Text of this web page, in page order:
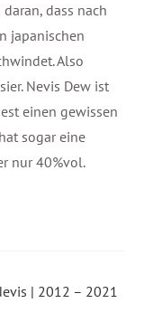
dass nach
japanischen
Also
Nevis Dew ist
einen gewissen
sogar eine
nur 40%vol.